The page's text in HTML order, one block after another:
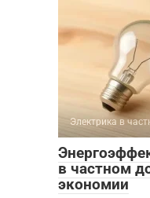
Электрика в
в частном
экономии